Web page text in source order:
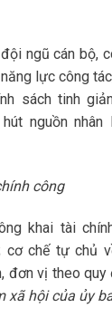
ngũ cán bộ,
lực công
sách tinh
nguồn
công
khai tài
cơ chế tự chủ
đơn vị theo quy
xã hội của ủy